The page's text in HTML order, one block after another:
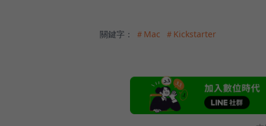
關鍵字： ＃Mac ＃Kickstarter